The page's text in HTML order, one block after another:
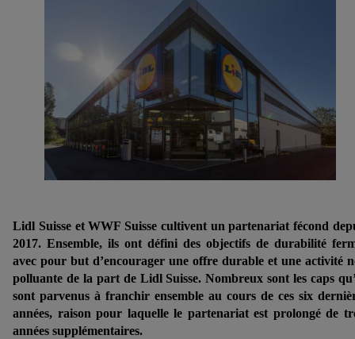
Lidl Suisse et WWF Suisse cultivent un partenariat fécond
2017. Ensemble, ils ont défini des objectifs de durabilité
avec pour but d’encourager une offre durable et une activité
polluante de la part de Lidl Suisse. Nombreux sont les caps
sont parvenus à franchir ensemble au cours de ces six
années, raison pour laquelle le partenariat est prolongé de
années supplémentaires.